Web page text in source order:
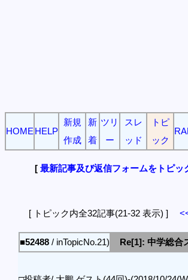
HOME HELP
新規
作成
新
着
ツリ
ー
スレ
ッド
トピ
ック
[ 最新記事及び返信フォームをトピッ
[ トピック内全32記事(21-32 表示) ]
■52488 / inTopicNo.21)
Re[1]: 中学総